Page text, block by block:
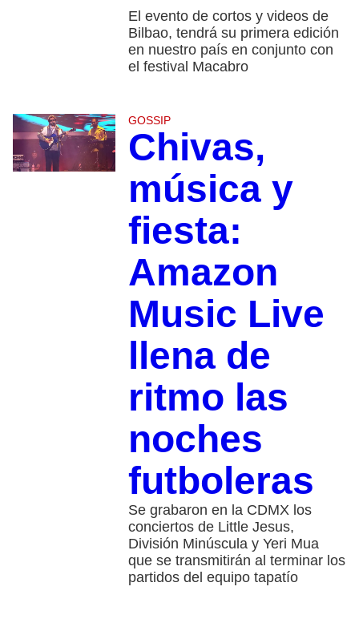
El evento de cortos y videos de
Bilbao, tendrá su primera edición
en nuestro país en conjunto con
el festival Macabro
GOSSIP
Chivas,
música y
fiesta:
Amazon
Music Live
llena de
ritmo las
noches
futboleras
Se grabaron en la CDMX los
conciertos de Little Jesus,
División Minúscula y Yeri Mua
que se transmitirán al terminar los
partidos del equipo tapatío